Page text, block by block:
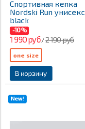
Спортивная кепка
Nordski Run унисекс
black
-10%
1 990 руб/2 190 руб
В корзину
one size
New!